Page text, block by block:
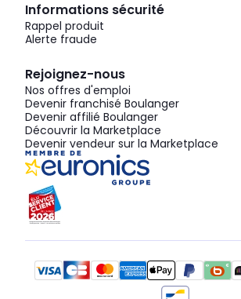
Informations sécurité
Rappel produit
Alerte fraude
Rejoignez-nous
Nos offres d'emploi
Devenir franchisé Boulanger
Devenir affilié Boulanger
Découvrir la Marketplace
Devenir vendeur sur la Marketplace